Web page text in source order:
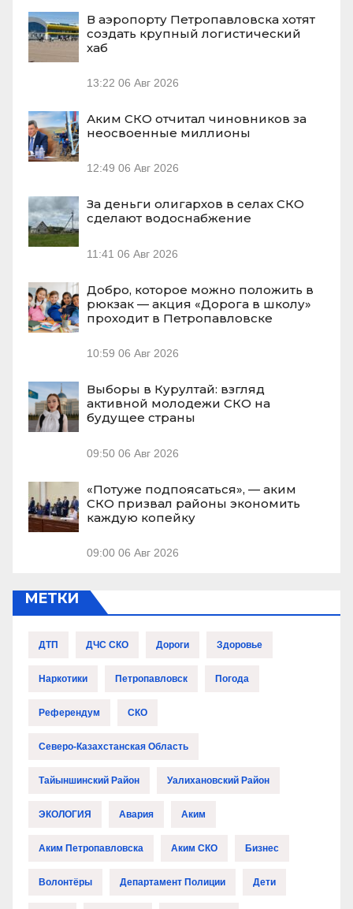
В аэропорту Петропавловска хотят
создать крупный логистический
хаб
13:22 06 Авг 2026
Аким СКО отчитал чиновников за
неосвоенные миллионы
12:49 06 Авг 2026
За деньги олигархов в селах СКО
сделают водоснабжение
11:41 06 Авг 2026
Добро, которое можно положить в
рюкзак — акция «Дорога в школу»
проходит в Петропавловске
10:59 06 Авг 2026
Выборы в Курултай: взгляд
активной молодежи СКО на
будущее страны
09:50 06 Авг 2026
«Потуже подпоясаться», — аким
СКО призвал районы экономить
каждую копейку
09:00 06 Авг 2026
МЕТКИ
ДТП ДЧС СКО Дороги Здоровье
Наркотики Петропавловск Погода
Референдум СКО
Северо-Казахстанская Область
Тайыншинский Район Уалихановский Район
ЭКОЛОГИЯ Авария Аким
Аким Петропавловска Аким СКО Бизнес
Волонтёры Департамент Полиции Дети